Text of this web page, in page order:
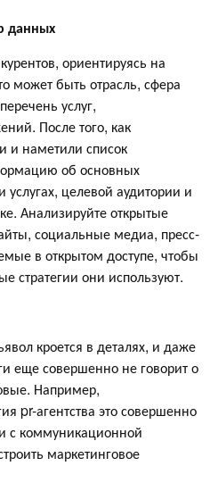
данных
ориентируясь на
может быть отрасль, сфера
услуг,
После того, как
и наметили список
об основных
услугах, целевой аудитории и
Анализируйте открытые
социальные медиа, пресс-
в открытом доступе, чтобы
стратегии они используют.
кроется в деталях, и даже
еще совершенно не говорит о
Например,
pr-агентства это совершенно
с коммуникационной
маркетинговое